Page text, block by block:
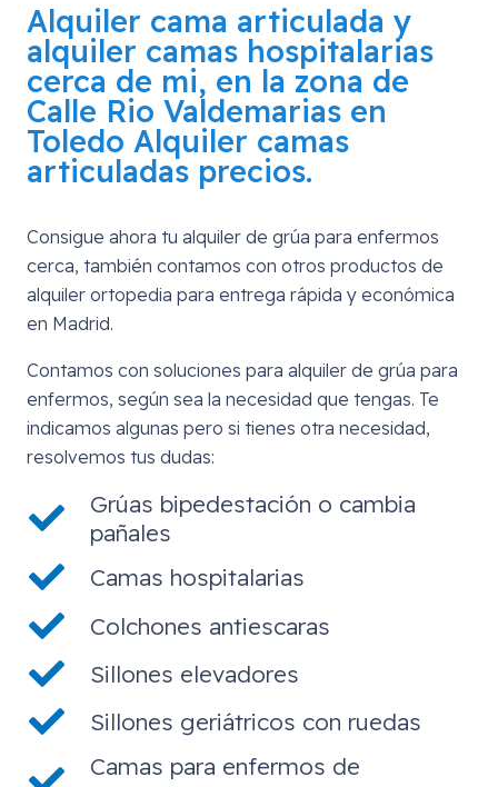
Alquiler cama articulada y
alquiler camas hospitalarias
cerca de mi, en la zona de
Calle Rio Valdemarias en
Toledo Alquiler camas
articuladas precios.
Consigue ahora tu alquiler de grúa para enfermos
cerca, también contamos con otros productos de
alquiler ortopedia para entrega rápida y económica
en Madrid.
Contamos con soluciones para alquiler de grúa para
enfermos, según sea la necesidad que tengas. Te
indicamos algunas pero si tienes otra necesidad,
resolvemos tus dudas:
Grúas bipedestación o cambia
pañales
Camas hospitalarias
Colchones antiescaras
Sillones elevadores
Sillones geriátricos con ruedas
Camas para enfermos de